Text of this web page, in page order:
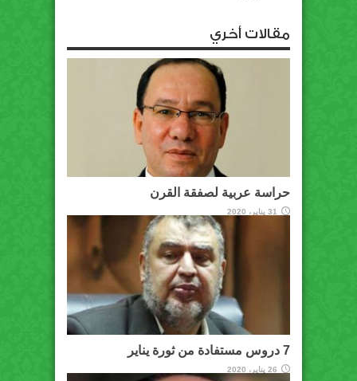
مقالات أخري
حراسة عربية لصفقة القرن
31 يناير، 2020
7 دروس مستفادة من ثورة يناير
26 يناير، 2020